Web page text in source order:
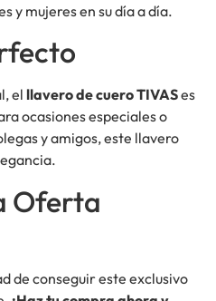
y mujeres en su día a día.
el llavero de cuero TIVASes
ocasiones especiales o
y amigos, este llavero
Oferta
de conseguir este exclusivo